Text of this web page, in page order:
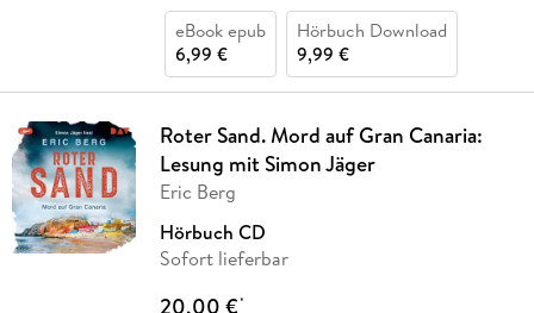
eBook epub
6,99 €
Hörbuch Download
9,99 €
Roter Sand. Mord auf Gran Canaria:
Lesung mit Simon Jäger
Eric Berg
Hörbuch CD
Sofort lieferbar
20,00 €*